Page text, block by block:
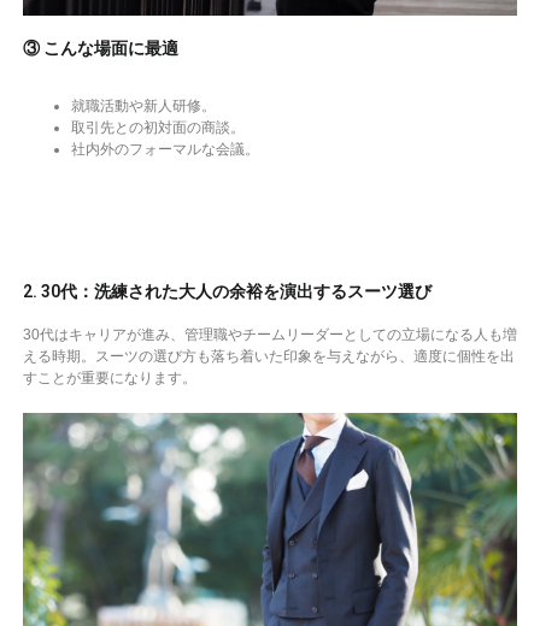
③ こんな場面に最適
就職活動や新人研修。
取引先との初対面の商談。
社内外のフォーマルな会議。
2. 30代：洗練された大人の余裕を演出するスーツ選び
30代はキャリアが進み、管理職やチームリーダーとしての立場になる人も増
える時期。スーツの選び方も落ち着いた印象を与えながら、適度に個性を出
すことが重要になります。